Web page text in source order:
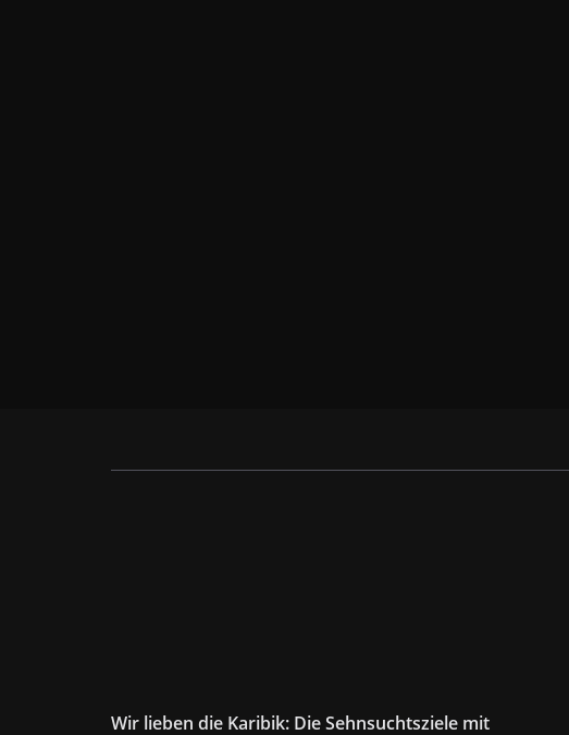
Wir lieben die Karibik: Die Sehnsuchtsziele mit